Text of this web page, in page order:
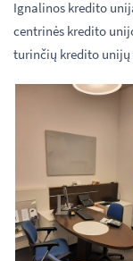
Ignalinos kredito
centrinės kredito
turinčių kredito unijų